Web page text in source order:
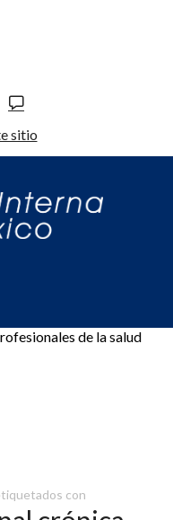
sitio
de la salud
con